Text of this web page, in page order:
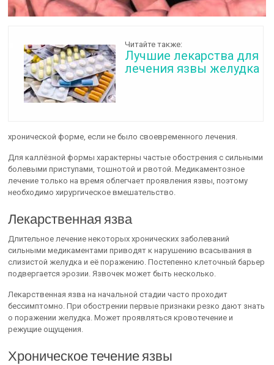
Читайте также:
Лучшие лекарства для
лечения язвы желудка
хронической форме, если не было своевременного лечения.
Для каллёзной формы характерны частые обострения с сильными
болевыми приступами, тошнотой и рвотой. Медикаментозное
лечение только на время облегчает проявления язвы, поэтому
необходимо хирургическое вмешательство.
Лекарственная язва
Длительное лечение некоторых хронических заболеваний
сильными медикаментами приводят к нарушению всасывания в
слизистой желудка и её поражению. Постепенно клеточный барьер
подвергается эрозии. Язвочек может быть несколько.
Лекарственная язва на начальной стадии часто проходит
бессимптомно. При обострении первые признаки резко дают знать
о поражении желудка. Может проявляться кровотечение и
режущие ощущения.
Хроническое течение язвы